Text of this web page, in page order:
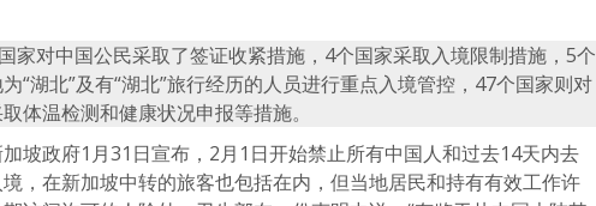
家对中国公民采取了签证收紧措施，4个国家采取入境限制措施，5个
“湖北”及有“湖北”旅行经历的人员进行重点入境管控，47个国家则对
体温检测和健康状况申报等措施。
坡政府1月31日宣布，2月1日开始禁止所有中国人和过去14天内去
，在新加坡中转的旅客也包括在内，但当地居民和持有有效工作许